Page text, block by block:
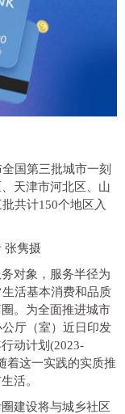
国第三批城市一刻
天津市河北区、山
共计150个地区入
张隽摄
对象，服务半径为
活基本消费和品质
。为全面推进城市
厅（室）近日印发
动计划(2023-
着这一实践的实质推
活。
建设将与城乡社区